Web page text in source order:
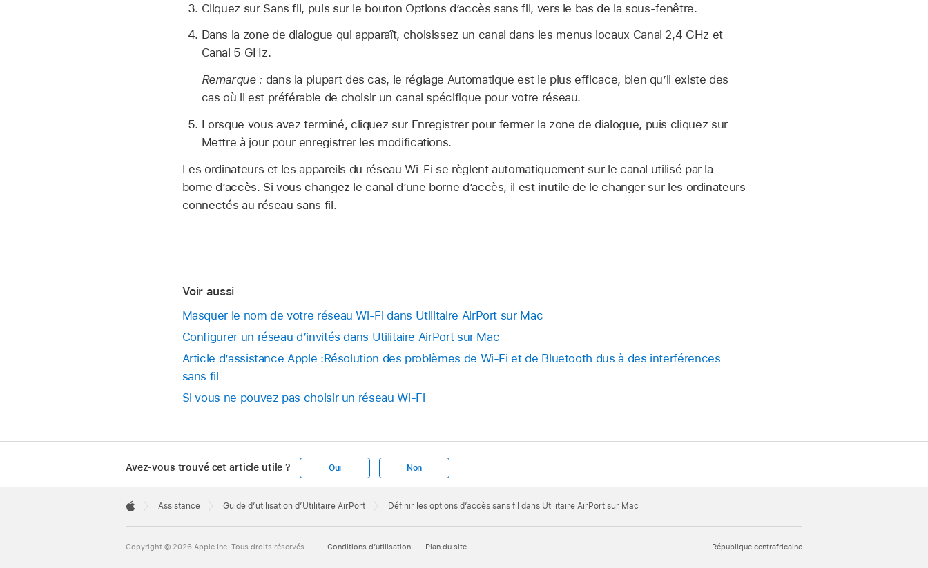
Cliquez sur Sans fil, puis sur le bouton Options d’accès sans fil, vers le bas de la sous-fenêtre.
Dans la zone de dialogue qui apparaît, choisissez un canal dans les menus locaux Canal 2,4 GHz et
Canal 5 GHz.
Remarque : dans la plupart des cas, le réglage Automatique est le plus efficace, bien qu’il existe des
cas où il est préférable de choisir un canal spécifique pour votre réseau.
Lorsque vous avez terminé, cliquez sur Enregistrer pour fermer la zone de dialogue, puis cliquez sur
Mettre à jour pour enregistrer les modifications.
Les ordinateurs et les appareils du réseau Wi-Fi se règlent automatiquement sur le canal utilisé par la
borne d’accès. Si vous changez le canal d’une borne d’accès, il est inutile de le changer sur les ordinateurs
connectés au réseau sans fil.
Voir aussi
Masquer le nom de votre réseau Wi-Fi dans Utilitaire AirPort sur Mac
Configurer un réseau d’invités dans Utilitaire AirPort sur Mac
Article d’assistance Apple :Résolution des problèmes de Wi-Fi et de Bluetooth dus à des interférences
sans fil
Si vous ne pouvez pas choisir un réseau Wi-Fi
Avez-vous trouvé cet article utile ? Oui Non
Footer

Assistance Guide d’utilisation d’Utilitaire AirPort Définir les options d’accès sans fil dans Utilitaire AirPort sur Mac
République centrafricaine
Copyright © 2026 Apple Inc. Tous droits réservés. Conditions d’utilisation Plan du site